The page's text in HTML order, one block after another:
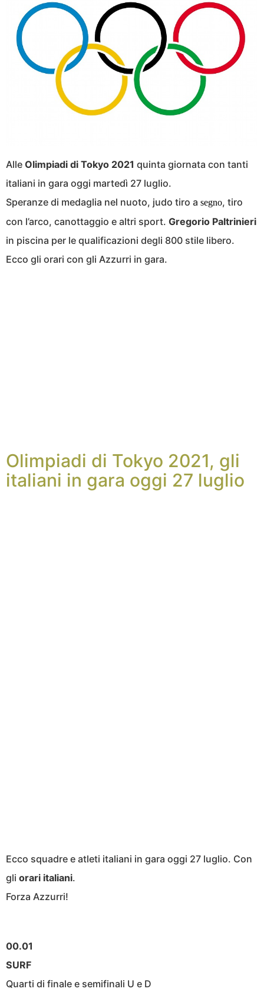
Alle Olimpiadi di Tokyo 2021 quinta giornata con tanti
italiani in gara oggi martedì 27 luglio.
Speranze di medaglia nel nuoto, judo tiro a segno, tiro
con l’arco, canottaggio e altri sport. Gregorio Paltrinieri
in piscina per le qualificazioni degli 800 stile libero.
Ecco gli orari con gli Azzurri in gara.
Olimpiadi di Tokyo 2021, gli
italiani in gara oggi 27 luglio
Ecco squadre e atleti italiani in gara oggi 27 luglio. Con
gli orari italiani.
Forza Azzurri!
00.01
SURF
Quarti di finale e semifinali U e D